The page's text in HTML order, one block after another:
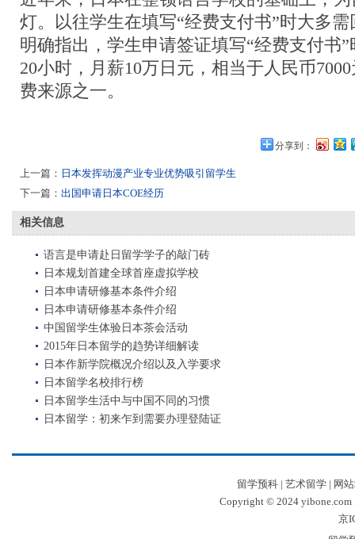
灯。以往学生在填写“经费支付书”时大多
明确指出，学生申请签证填写“经费支付书
20小时，月薪10万日元，相当于人民币
费来源之一。
分享到：
上一篇： 日本发挥动漫产业专业优势吸引留学生
下一篇： 出国申请日本COE经历
相关信息
语言是申请赴日留学学子的敲门砖
日本规划首建全球首座虚拟学校
日本申请研修基本条件介绍
日本申请研修基本条件介绍
中国留学生体验日本茶会活动
2015年日本留学的趋势详细解读
日本作新学院概况介绍以及入学要求
日本留学名校排行榜
日本留学生活中与中国不同的习惯
日本留学：初来乍到需要办理登陆证
留学预科| 艺术留学| 网
Copyright © 2024 yibone.com
京